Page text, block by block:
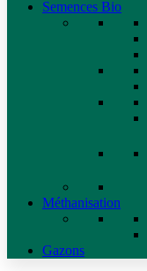
Semences Bio
Méthanisation
Gazons